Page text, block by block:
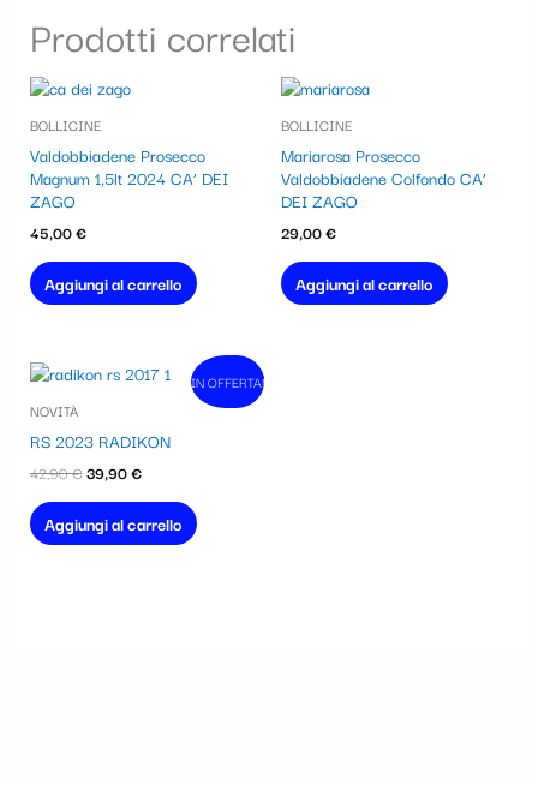
Prodotti correlati
BOLLICINE
Valdobbiadene Prosecco
Magnum 1,5lt 2024 CA’ DEI
ZAGO
45,00€
Aggiungi al carrello
BOLLICINE
Mariarosa Prosecco
Valdobbiadene Colfondo CA’
DEI ZAGO
29,00€
Aggiungi al carrello
In vendita!
IN OFFERTA!
NOVITÀ
RS 2023 RADIKON
42,90€
Il
era:
39,90€
Il
è:
Aggiungi al carrello